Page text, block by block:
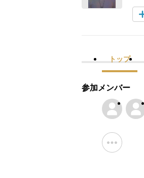
トップ
参加メンバー